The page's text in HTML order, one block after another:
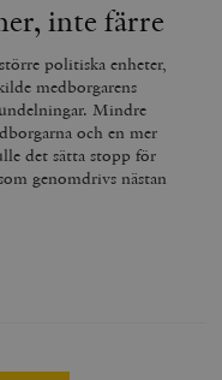
inte färre
politiska enheter,
medborgarens
Mindre
och en mer
det sätta stopp för
genomdrivs nästan